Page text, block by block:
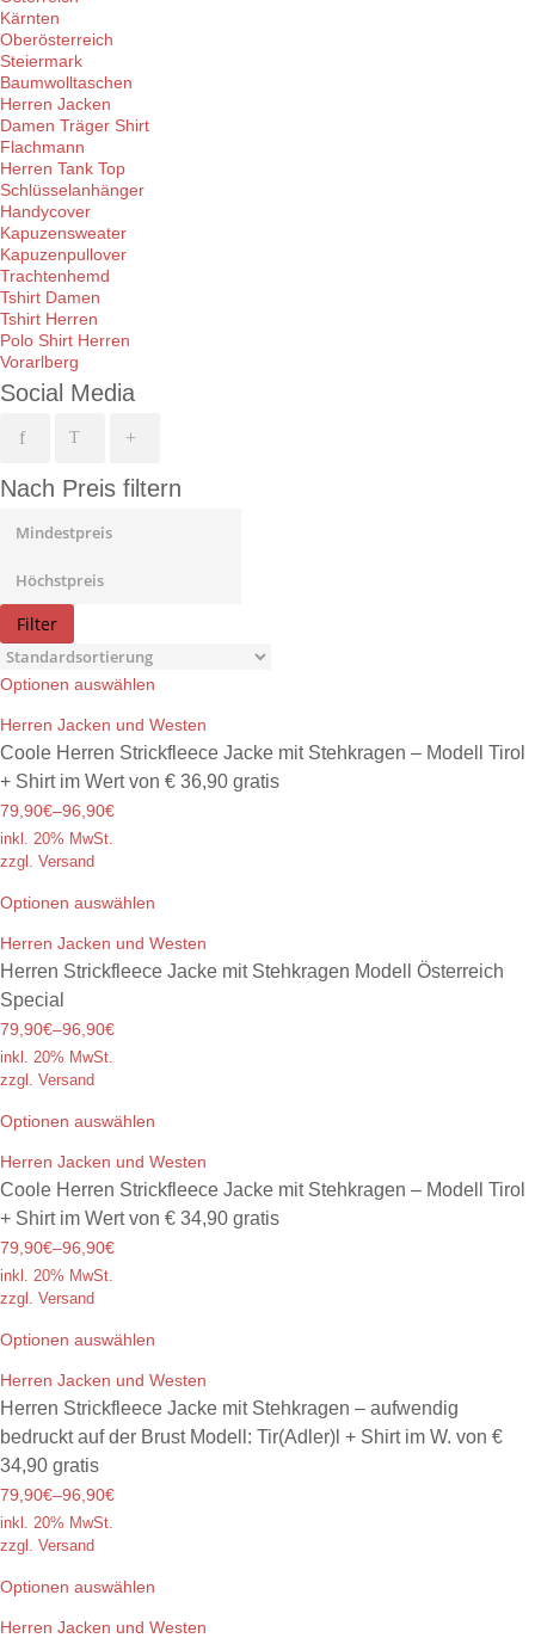
Kärnten
Oberösterreich
Steiermark
Baumwolltaschen
Herren Jacken
Damen Träger Shirt
Flachmann
Herren Tank Top
Schlüsselanhänger
Handycover
Kapuzensweater
Kapuzenpullover
Trachtenhemd
Tshirt Damen
Tshirt Herren
Polo Shirt Herren
Vorarlberg
Social Media
Nach Preis filtern
Filter
Optionen auswählen
Herren Jacken und Westen
Coole Herren Strickfleece Jacke mit Stehkragen – Modell Tirol
+ Shirt im Wert von € 36,90 gratis
79,90€–96,90€
inkl. 20% MwSt.
zzgl. Versand
Optionen auswählen
Herren Jacken und Westen
Herren Strickfleece Jacke mit Stehkragen Modell Österreich
Special
79,90€–96,90€
inkl. 20% MwSt.
zzgl. Versand
Optionen auswählen
Herren Jacken und Westen
Coole Herren Strickfleece Jacke mit Stehkragen – Modell Tirol
+ Shirt im Wert von € 34,90 gratis
79,90€–96,90€
inkl. 20% MwSt.
zzgl. Versand
Optionen auswählen
Herren Jacken und Westen
Herren Strickfleece Jacke mit Stehkragen – aufwendig
bedruckt auf der Brust Modell: Tir(Adler)l + Shirt im W. von €
34,90 gratis
79,90€–96,90€
inkl. 20% MwSt.
zzgl. Versand
Optionen auswählen
Herren Jacken und Westen